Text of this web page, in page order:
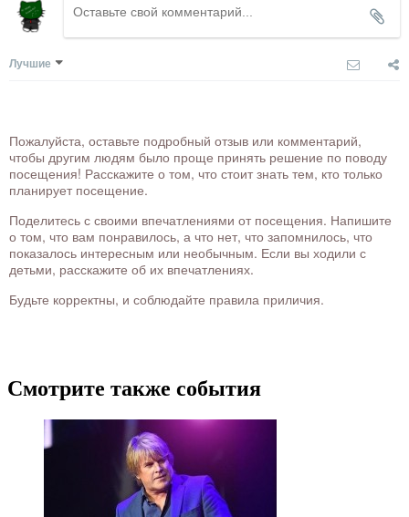
Лучшие
Пожалуйста, оставьте подробный отзыв или комментарий,
чтобы другим людям было проще принять решение по поводу
посещения! Расскажите о том, что стоит знать тем, кто только
планирует посещение.
Поделитесь с своими впечатлениями от посещения. Напишите
о том, что вам понравилось, а что нет, что запомнилось, что
показалось интересным или необычным. Если вы ходили с
детьми, расскажите об их впечатлениях.
Будьте корректны, и соблюдайте правила приличия.
Смотрите также события